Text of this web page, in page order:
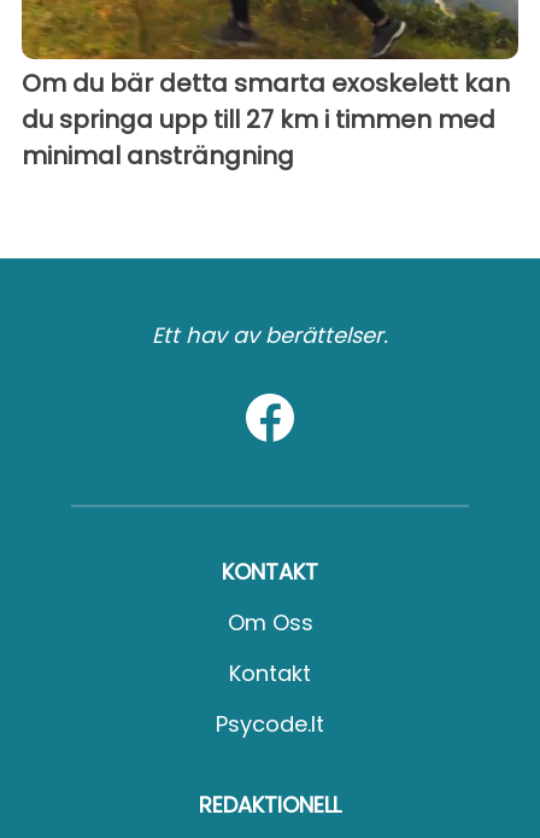
Om du bär detta smarta exoskelett kan
du springa upp till 27 km i timmen med
minimal ansträngning
Ett hav av berättelser.
KONTAKT
Om Oss
Kontakt
Psycode.it
REDAKTIONELL